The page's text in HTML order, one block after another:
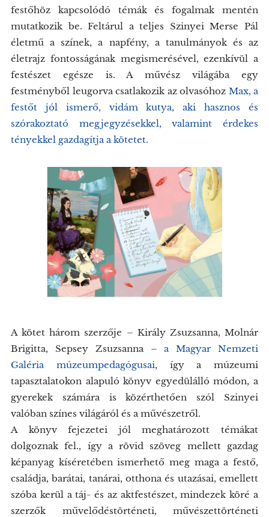
festőhöz kapcsolódó témák és fogalmak mentén
mutatkozik be. Feltárul a teljes Szinyei Merse Pál
életmű a színek, a napfény, a tanulmányok és az
életrajz fontosságának megismerésével, ezenkívül a
festészet egésze is. A művész világába egy
festményből leugorva csatlakozik az olvasóhoz Max, a
festőt jól ismerő, vidám kutya, aki hasznos és
szórakoztató megjegyzésekkel, valamint érdekes
tényekkel gazdagítja a kötetet.
A kötet három szerzője – Király Zsuzsanna, Molnár
Brigitta, Sepsey Zsuzsanna –a Magyar Nemzeti
Galéria múzeumpedagógusai, így a múzeumi
tapasztalatokon alapuló könyv egyedülálló módon, a
gyerekek számára is közérthetően szól Szinyei
valóban színes világáról és a művészetről.
A könyv fejezetei jól meghatározott témákat
dolgoznak fel., így a rövid szöveg mellett gazdag
képanyag kíséretében ismerhető meg maga a festő,
családja, barátai, tanárai, otthona és utazásai, emellett
szóba kerül a táj- és az aktfestészet, mindezek köré a
szerzők művelődéstörténeti, művészettörténeti